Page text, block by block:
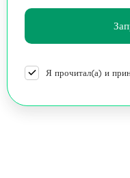
Я прочитал(а) и